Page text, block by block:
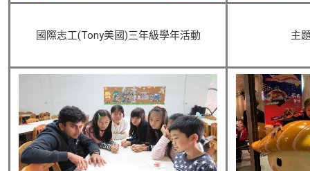
國際志工(Tony美國)三年級學年活動 主